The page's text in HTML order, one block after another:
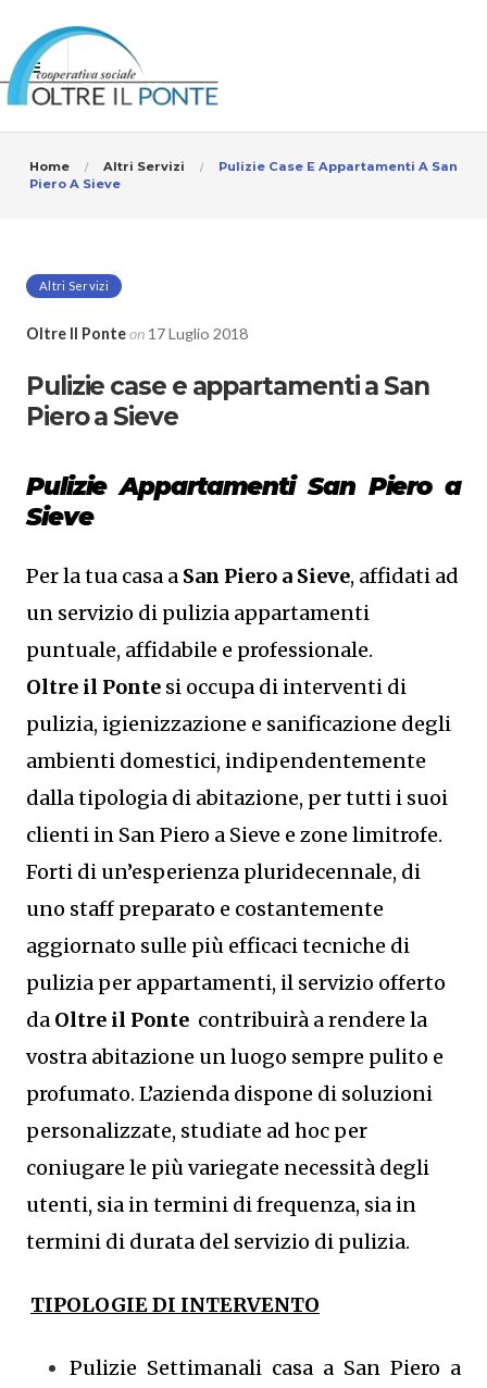
Home Altri Servizi
Pulizie Case E Appartamenti A San
Piero A Sieve
Altri Servizi
Oltre Il Ponteon 17 Luglio 2018
Pulizie case e appartamenti a San
Piero a Sieve
Pulizie Appartamenti San Piero a
Sieve
Per la tua casa a San Piero a Sieve, affidati ad
un servizio di pulizia appartamenti
puntuale, affidabile e professionale.
Oltre il Ponte si occupa di interventi di
pulizia, igienizzazione e sanificazione degli
ambienti domestici, indipendentemente
dalla tipologia di abitazione, per tutti i suoi
clienti in San Piero a Sieve e zone limitrofe.
Forti di un’esperienza pluridecennale, di
uno staff preparato e costantemente
aggiornato sulle più efficaci tecniche di
pulizia per appartamenti, il servizio offerto
da Oltre il Ponte contribuirà a rendere la
vostra abitazione un luogo sempre pulito e
profumato. L’azienda dispone di soluzioni
personalizzate, studiate ad hoc per
coniugare le più variegate necessità degli
utenti, sia in termini di frequenza, sia in
termini di durata del servizio di pulizia.
TIPOLOGIE DI INTERVENTO
Pulizie Settimanali casa a San Piero a